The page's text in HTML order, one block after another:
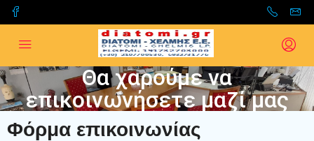
Θα χαρούμε να
επικοινωνήσετε μαζί μας
Φόρμα επικοινωνίας